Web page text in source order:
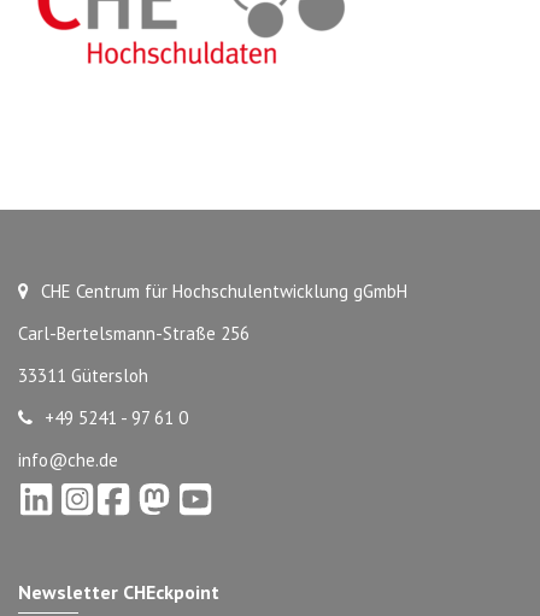
CHE Centrum für Hochschulentwicklung gGmbH
Carl-Bertelsmann-Straße 256
33311 Gütersloh
+49 5241 - 97 61 0
info@che.de
Newsletter CHEckpoint